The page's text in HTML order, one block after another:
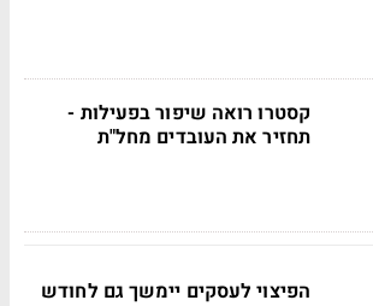
קסטרו רואה שיפור בפעילות -
תחזיר את העובדים מחל"ת
הפיצוי לעסקים יימשך גם לחודש